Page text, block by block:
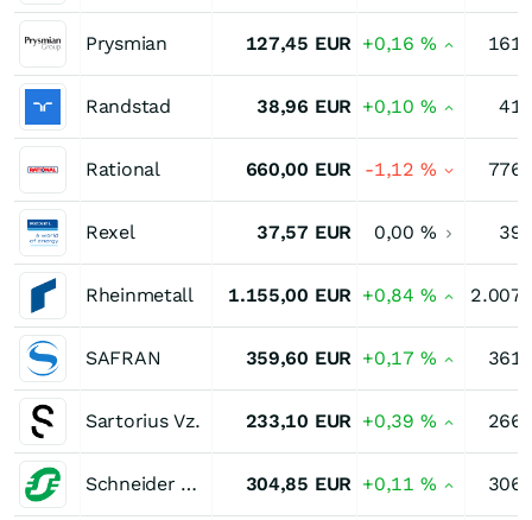
Prysmian 127,45 EUR +0,16 %
Randstad 38,96 EUR +0,10 %
Rational 660,00 EUR -1,12 %
Rexel 37,57 EUR 0,00 %
Rheinmetall 1.155,00 EUR +0,84 %
SAFRAN 359,60 EUR +0,17 %
Sartorius Vz. 233,10 EUR +0,39 %
Schneider Electric 304,85 EUR +0,11 %